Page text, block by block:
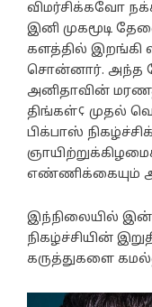
விமர்சிக்கவோ
இனி முகமூடி
களத்தில் இறங்கி
சொன்னார். அந்த
அனிதாவின்
திங்கள்¢ முதல்
பிக்பாஸ்
எண்ணிக்கையும்
இந்நிலையில்
நிகழ்ச்சியின்
கருத்துகளை